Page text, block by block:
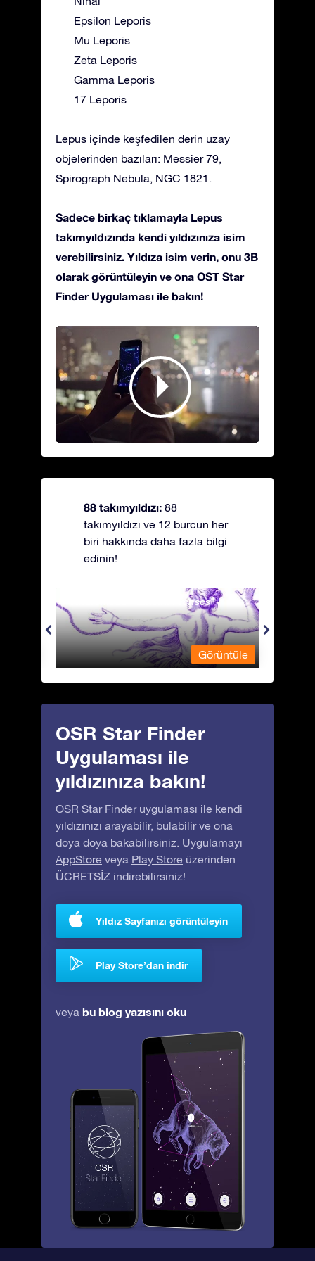
Epsilon Leporis
Mu Leporis
Zeta Leporis
Gamma Leporis
17 Leporis
Lepus içinde keşfedilen derin uzay
objelerinden bazıları: Messier 79,
Spirograph Nebula, NGC 1821.
Sadece birkaç tıklamayla Lepus
takımyıldızında kendi yıldızınıza isim
verebilirsiniz. Yıldıza isim verin, onu 3B
olarak görüntüleyin ve ona OST Star
Finder Uygulaması ile bakın!
88 takımyıldızı: 88
takımyıldızı ve 12 burcun her
biri hakkında daha fazla bilgi
edinin!
Andromeda - Zincirli Prenses
Görüntüle
OSR Star Finder
Uygulaması ile
yıldızınıza bakın!
OSR Star Finder uygulaması ile kendi
yıldızınızı arayabilir, bulabilir ve ona
doya doya bakabilirsiniz. Uygulamayı
AppStore veya Play Store üzerinden
ÜCRETSİZ indirebilirsiniz!
Yıldız Sayfanızı görüntüleyin
Play Store’dan indir
veya bu blog yazısını oku